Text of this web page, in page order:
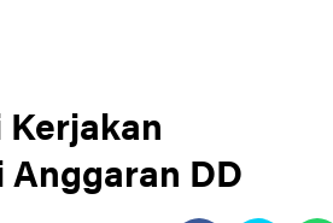
Kerjakan
Anggaran DD